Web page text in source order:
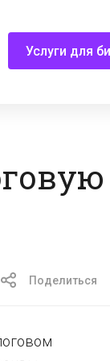
Услуги для
Поделиться